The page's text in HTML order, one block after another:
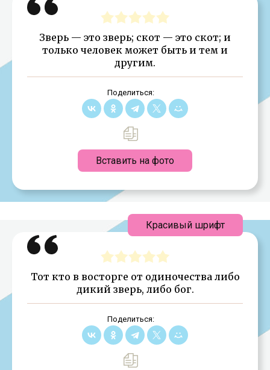
Зверь — это зверь; скот — это скот; и
только человек может быть и тем и
другим.
Поделиться:
Вставить на фото
Тот кто в восторге от одиночества либо
дикий зверь, либо бог.
Поделиться:
Красивый шрифт